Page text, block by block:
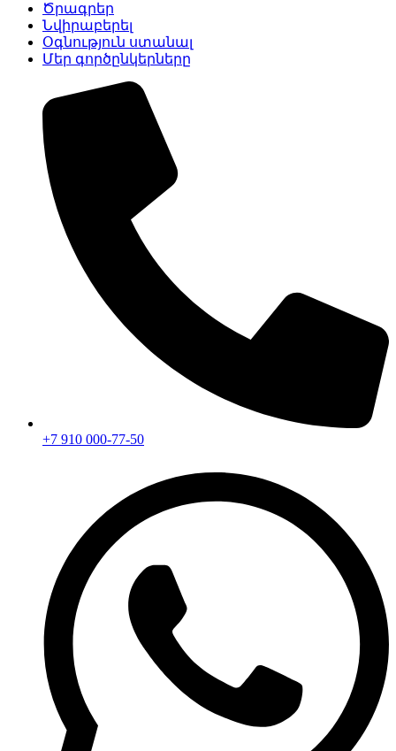
Ծրագրեր
Նվիրաբերել
Օգնություն ստանալ
Մեր գործընկերները
+7 910 000-77-50